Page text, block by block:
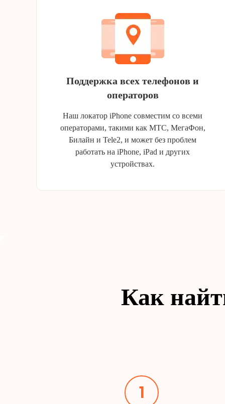
Поддержка всех телефонов и
операторов
Наш локатор iPhone совместим со всеми
операторами, такими как МТС, МегаФон,
Билайн и Tele2, и может без проблем
работать на iPhone, iPad и других
устройствах.
Как
1